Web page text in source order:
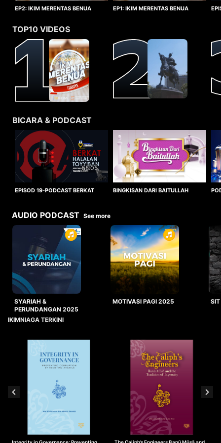
EP2: IKIM MERENTAS BENUA
EP1: IKIM MERENTAS BENUA
TOP10 VIDEOS
BICARA & PODCAST
58:05
EPISOD 19-PODCAST BERKAT
BINGKISAN DARI BAITULLAH
AUDIO PODCAST See more
SYARIAH &
PERUNDANGAN 2025
MOTIVASI PAGI 2025
IKIMNIAGA TERKINI